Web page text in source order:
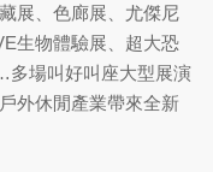
展、色廊展、尤傑尼
生物體驗展、超大恐
多場叫好叫座大型展演
外休閒產業帶來全新